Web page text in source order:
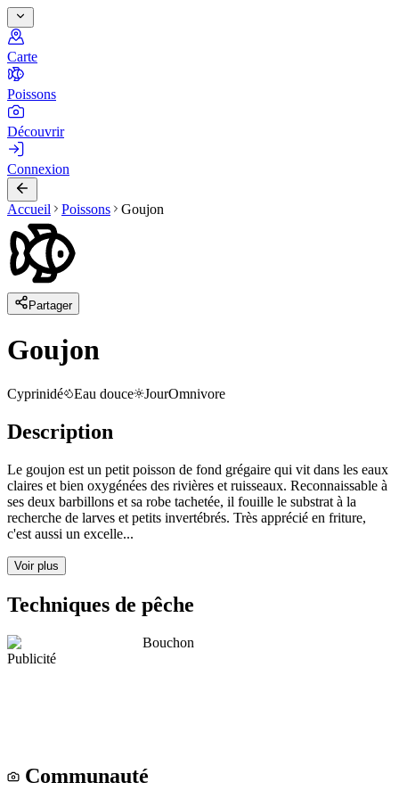
Carte
Poissons
Découvrir
Connexion
Accueil Poissons Goujon
Partager
Goujon
Cyprinidé Eau douce JourOmnivore
Description
Le goujon est un petit poisson de fond grégaire qui vit dans les eaux
claires et bien oxygénées des rivières et ruisseaux. Reconnaissable à
ses deux barbillons et sa robe tachetée, il fouille le substrat à la
recherche de larves et petits invertébrés. Très apprécié en friture,
c'est aussi un excelle...
Voir plus
Techniques de pêche
Bouchon
Publicité
Communauté